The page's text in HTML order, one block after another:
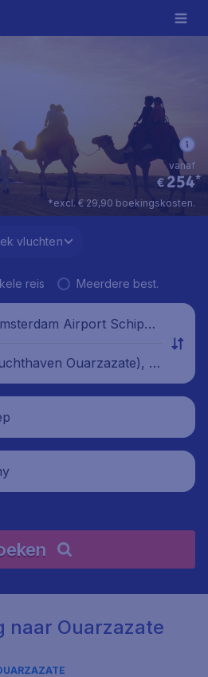
€254*
vanaf
*excl. € 29,90 boekingskosten.
vluchten
reis Meerdere best.
Airport Schipho
Ouarzazate), M
naar Ouarzazate